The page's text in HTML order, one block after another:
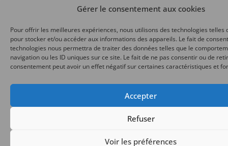
Gérer le consentement aux cookies
Pour offrir les meilleures expériences, nous utilisons des technologies telles
pour stocker et/ou accéder aux informations des appareils. Le fait de
technologies nous permettra de traiter des données telles que le
navigation ou les ID uniques sur ce site. Le fait de ne pas consentir ou de
consentement peut avoir un effet négatif sur certaines caractéristiques et
Accepter
Refuser
Voir les préférences